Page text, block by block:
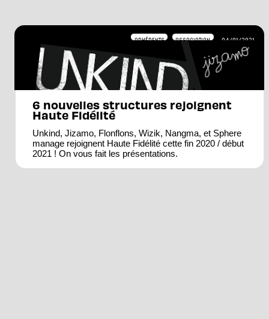
ADHÉRENTS ASSOCIATION 04/01/2021
6 nouvelles structures rejoignent
Haute Fidélité
Unkind, Jizamo, Flonflons, Wizik, Nangma, et Sphere
manage rejoignent Haute Fidélité cette fin 2020 / début
2021 ! On vous fait les présentations.